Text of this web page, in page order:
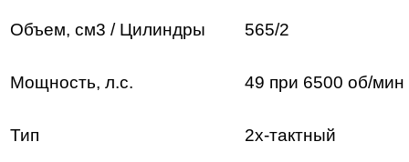
Объем, см3 / Цилиндры 565/2
Мощность, л.с. 49 при 6500 об/мин
Тип 2х-тактный